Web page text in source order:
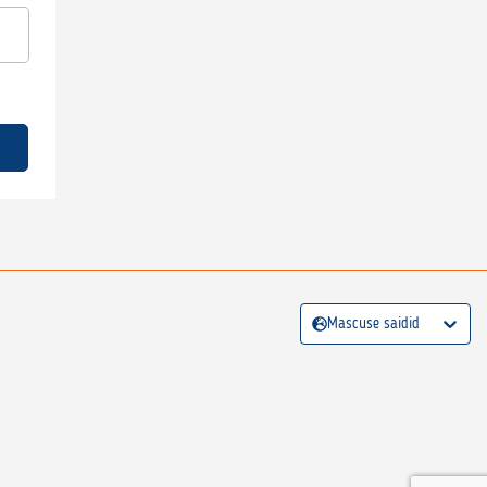
Mascuse saidid